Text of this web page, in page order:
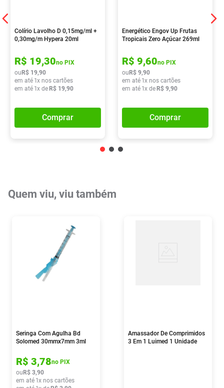
Colírio Lavolho D 0,15mg/ml +
0,30mg/m Hypera 20ml
R$ 19,30no PIX
ou R$ 19,90
em até 1x nos cartões
em até 1x de R$ 19,90
Comprar
Energético Engov Up Frutas
Tropicais Zero Açúcar 269ml
R$ 9,60no PIX
ou R$ 9,90
em até 1x nos cartões
em até 1x de R$ 9,90
Comprar
Quem viu, viu também
Seringa Com Agulha Bd
Solomed 30mmx7mm 3ml
R$ 3,78no PIX
ou R$ 3,90
em até 1x nos cartões
Amassador De Comprimidos
3 Em 1 Luimed 1 Unidade